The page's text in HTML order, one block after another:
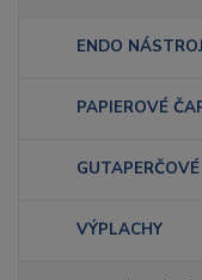
ENDO
PAPIEROVÉ
VÝPLACHY